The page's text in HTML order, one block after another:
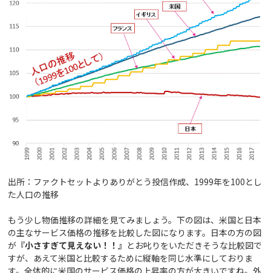
出所：ファクトセットよりありがとう投信作成、1999年を100とし
た人口の推移
もう少し物価推移の詳細を見てみましょう。下の図は、米国と日本
の主なサービス価格の推移を比較した図になります。日本の方の図
が 『小さすぎて見えない！！』 とお叱りをいただきそうな比較図で
すが、あえて米国と比較するために縦軸を同じ水準にしておりま
す。全体的に米国のサービス価格の上昇率の方が大きいですね。外